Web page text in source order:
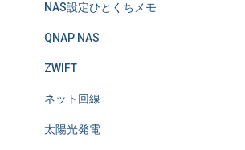
NAS設定ひとくちメモ
QNAP NAS
ZWIFT
ネット回線
太陽光発電